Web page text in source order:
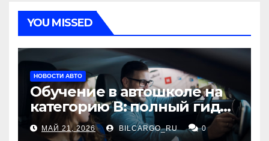
YOU MISSED
НОВОСТИ АВТО
Обучение в автошколе на
категорию В: полный гид
для будущих водителей
МАЙ 21, 2026 BILCARGO_RU 0